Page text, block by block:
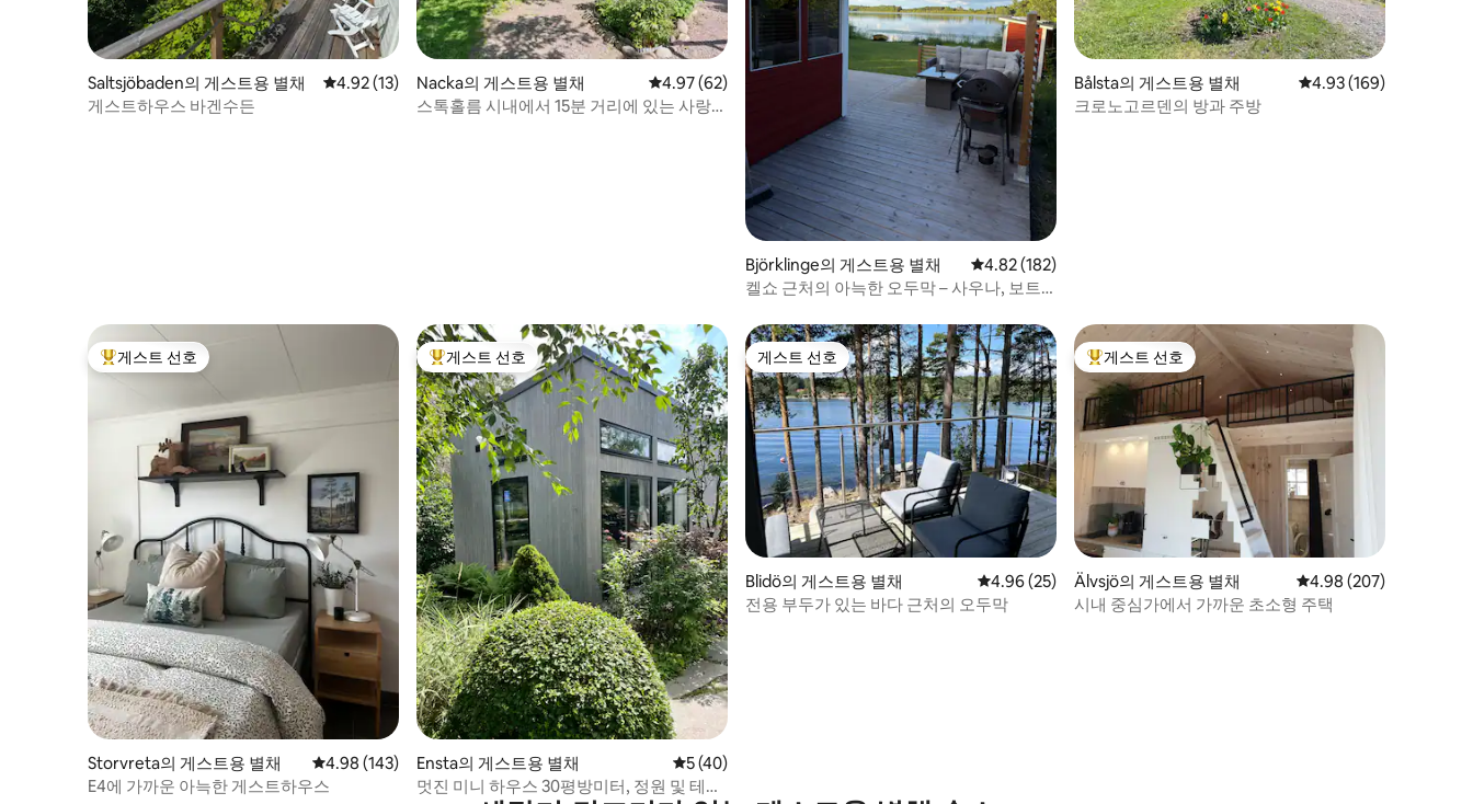
Saltsjöbaden의 게스트용 별채 평점 4.92점(5점 만점), 후기 13개
4.92 (13)
게스트하우스 바겐수든
Nacka의 게스트용 별채 평점 4.97점(5점 만점), 후기 62개
4.97 (62)
스톡홀름 시내에서 15분 거리에 있는 사랑스
Björklinge의 게스트용 별채 평점 4.82점(5점 만점), 후기 182개
4.82 (182)
켈쇼 근처의 아늑한 오두막 – 사우나, 보트
Bålsta의 게스트용 별채 평점 4.93점(5점 만점),
4.93 (169)
크로노고르덴의 방과 주방
상위 게스트 선호
게스트 선호
Storvreta의 게스트용 별채 평점 4.98점(5점 만점), 후기 143개
4.98 (143)
E4에 가까운 아늑한 게스트하우스
상위 게스트 선호
게스트 선호
Ensta의 게스트용 별채 평점 5점(5점 만점), 후기 40개
5 (40)
멋진 미니 하우스 30평방미터, 정원 및 테라
게스트 선호
게스트 선호
Blidö의 게스트용 별채 평점 4.96점(5점 만점), 후기 25개
4.96 (25)
전용 부두가 있는 바다 근처의 오두막
상위 게스트 선호
게스트 선호
Älvsjö의 게스트용 별채 평점 4.98점(5점 만점),
4.98 (207)
시내 중심가에서 가까운 초소형 주택